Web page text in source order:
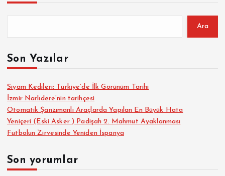
s
a
y
Ara
Son Yazılar
Siyam Kedileri: Türkiye’de İlk Görünüm Tarihi
İzmir Narlıdere‘nin tarihçesi
Otomatik Şanzımanlı Araçlarda Yapılan En Büyük Hata
Yeniçeri (Eski Asker ) Padişah 2. Mahmut Ayaklanması
Futbolun Zirvesinde Yeniden İspanya
Son yorumlar